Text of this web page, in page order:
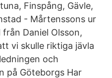
Finspång, Gävle,
- Mårtenssons ur
Daniel Olsson,
vi skulle riktiga jävla
och
på Göteborgs Har